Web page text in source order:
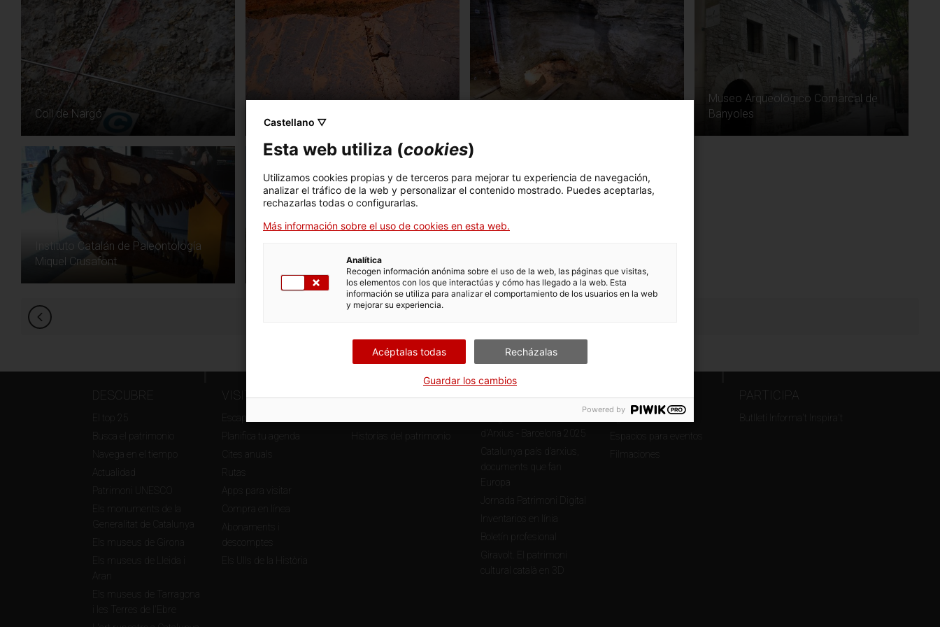
Coll de Nargó
Museo Arqueológico Comarcal de
Banyoles
Instituto Catalán de Paleontología
Miquel Crusafont
Castell de Castelldefels
DESCUBRE
El top 25
Busca el patrimonio
Navega en el tiempo
Actualidad
Patrimoni UNESCO
Els monuments de la
Generalitat de Catalunya
Els museus de Girona
Els museus de Lleida i
Aran
Els museus de Tarragona
i les Terres de l'Ebre
VISITA
Escapadas
Planifica tu agenda
Cites anuals
Rutas
Apps para visitar
Compra en línea
Abonaments i
descomptes
Els Ulls de la Història
APRENDE
Historias del patrimonio
PROFESIONALES
d'Arxius - Barcelona 2025
Catalunya país d’arxius,
documents que fan
Europa
Jornada Patrimoni Digital
Inventarios en línia
Boletín profesional
Giravolt. El patrimoni
cultural català en 3D
SERVICIOS
Agentes turísticos
Espacios para eventos
Filmaciones
PARTICIPA
Butlletí Informa't Inspira't
Castellano ▽
Esta web utiliza (cookies)
Utilizamos cookies propias y de terceros para mejorar tu experiencia de navegación,
analizar el tráfico de la web y personalizar el contenido mostrado. Puedes aceptarlas,
rechazarlas todas o configurarlas.
Más información sobre el uso de cookies en esta web.
Analítica
Recogen información anónima sobre el uso de la web, las páginas que visitas,
los elementos con los que interactúas y cómo has llegado a la web. Esta
información se utiliza para analizar el comportamiento de los usuarios en la web
y mejorar su experiencia.
Acéptalas todas Recházalas
Guardar los cambios
Powered by